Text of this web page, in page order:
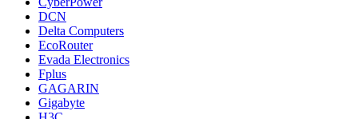
DCN
Delta Computers
EcoRouter
Evada Electronics
Fplus
GAGARIN
Gigabyte